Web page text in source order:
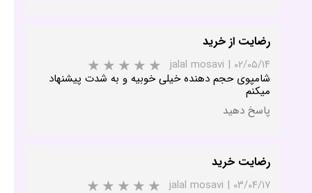
رضایت از خرید
jalal mosavi | ۰۲/۰۵/۱۴
شامپوی حجم دهنده خیلی خوبیه و به شدت پیشنهاد
میکنم
پاسخ دهید
رضایت خرید
jalal mosavi | ۰۳/۰۴/۱۷